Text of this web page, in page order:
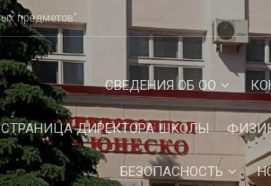
предметов"
СВЕДЕНИЯ ОБ ОО
СТРАНИЦА ДИРЕКТОРА ШКОЛЫ
БЕЗОПАСНОСТЬ